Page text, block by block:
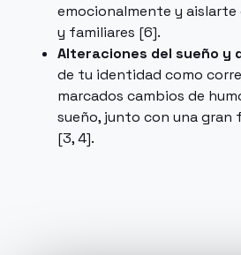
emocionalmente y
y familiares [6].
Alteraciones del sueño y
de tu identidad como
marcados cambios de
sueño, junto con una
[3, 4].